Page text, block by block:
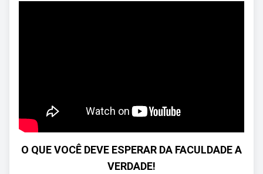
O QUE VOCÊ DEVE ESPERAR DA FACULDADE A
VERDADE!